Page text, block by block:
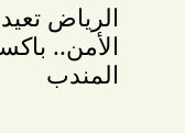
الرياض
الأمن..
المندب